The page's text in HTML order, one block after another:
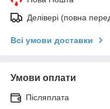
Делівері (повна
Всі умови доставки
Умови оплати
Післяплата